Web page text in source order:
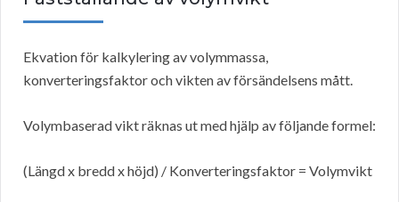
Ekvation för kalkylering av volymmassa,
konverteringsfaktor och vikten av försändelsens mått.
Volymbaserad vikt räknas ut med hjälp av följande formel:
(Längd x bredd x höjd) / Konverteringsfaktor = Volymvikt